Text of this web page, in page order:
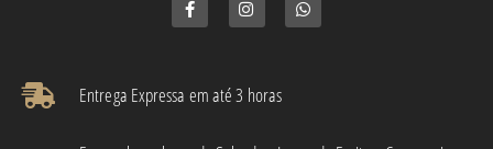
Entrega Expressa em até 3 horas​